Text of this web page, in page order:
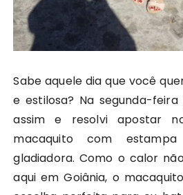
Sabe aquele dia que você
e estilosa? Na segunda-
assim e resolvi apostar
macaquito com
gladiadora. Como o calor
aqui em Goiânia, o